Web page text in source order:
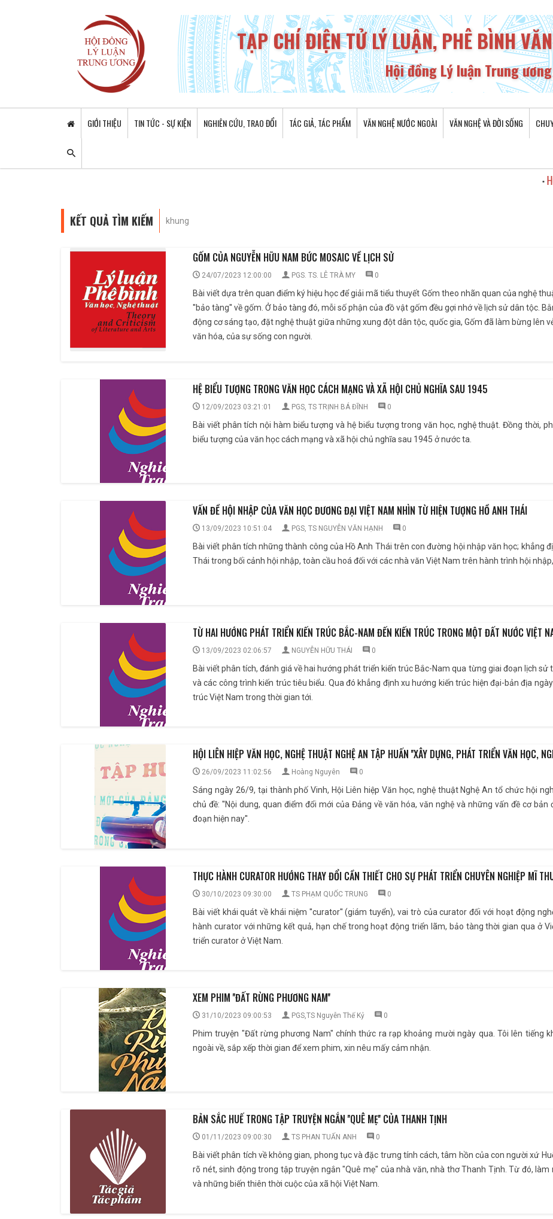
TẠP CHÍ ĐIỆN TỬ LÝ LUẬN, PHÊ BÌNH
Hội đồng Lý luận Trung ương
GIỚI THIỆU TIN TỨC - SỰ KIỆN NGHIÊN CỨU, TRAO ĐỔI TÁC GIẢ, TÁC PHẨM VĂN NGHỆ NƯỚC NGOÀI VĂN NGHỆ VÀ ĐỜI SỐNG
HỘI
KẾT QUẢ TÌM KIẾM khung
GỐM CỦA NGUYỄN HỮU NAM BỨC MOSAIC VỀ LỊCH SỬ
24/07/2023 12:00:00 PGS. TS. LÊ TRÀ MY 0
Bài viết dựa trên quan điểm ký hiệu học để giải mã tiểu thuyết Gốm theo nhãn quan của nghệ
''bảo tàng'' về gốm. Ở bảo tàng đó, mỗi số phận của đồ vật gốm đều gợi nhớ về lịch sử dân tộc.
động cơ sáng tạo, đặt nghệ thuật giữa những xung đột dân tộc, quốc gia, Gốm đã làm bừng lên
văn hóa, của sự sống con người.
HỆ BIỂU TƯỢNG TRONG VĂN HỌC CÁCH MẠNG VÀ XÃ HỘI CHỦ NGHĨA SAU 1945
12/09/2023 03:21:01 PGS, TS TRỊNH BÁ ĐĨNH 0
Bài viết phân tích nội hàm biểu tượng và hệ biểu tượng trong văn học, nghệ thuật. Đồng thời,
biểu tượng của văn học cách mạng và xã hội chủ nghĩa sau 1945 ở nước ta.
VẤN ĐỀ HỘI NHẬP CỦA VĂN HỌC ĐƯƠNG ĐẠI VIỆT NAM NHÌN TỪ HIỆN TƯỢNG HỒ ANH THÁI
13/09/2023 10:51:04 PGS, TS NGUYỄN VĂN HẠNH 0
Bài viết phân tích những thành công của Hồ Anh Thái trên con đường hội nhập văn học; khẳng
Thái trong bối cảnh hội nhập, toàn cầu hoá đối với các nhà văn Việt Nam trên hành trình hội
TỪ HAI HƯỚNG PHÁT TRIỂN KIẾN TRÚC BẮC-NAM ĐẾN KIẾN TRÚC TRONG MỘT ĐẤT NƯỚC VIỆT
13/09/2023 02:06:57 NGUYỄN HỮU THÁI 0
Bài viết phân tích, đánh giá về hai hướng phát triển kiến trúc Bắc-Nam qua từng giai đoạn lịch
và các công trình kiến trúc tiêu biểu. Qua đó khẳng định xu hướng kiến trúc hiện đại-bản địa
trúc Việt Nam trong thời gian tới.
HỘI LIÊN HIỆP VĂN HỌC, NGHỆ THUẬT NGHỆ AN TẬP HUẤN ''XÂY DỰNG, PHÁT TRIỂN VĂN HỌC,
26/09/2023 11:02:56 Hoàng Nguyên 0
Sáng ngày 26/9, tại thành phố Vinh, Hội Liên hiệp Văn học, nghệ thuật Nghệ An tổ chức hội
chủ đề: ''Nội dung, quan điểm đổi mới của Đảng về văn hóa, văn nghệ và những vấn đề cơ
đoạn hiện nay''.
THỰC HÀNH CURATOR HƯỚNG THAY ĐỔI CẦN THIẾT CHO SỰ PHÁT TRIỂN CHUYÊN NGHIỆP MĨ
30/10/2023 09:30:00 TS PHẠM QUỐC TRUNG 0
Bài viết khái quát về khái niệm ''curator'' (giám tuyển), vai trò của curator đối với hoạt động
hành curator với những kết quả, hạn chế trong hoạt động triển lãm, bảo tàng thời gian qua ở
triển curator ở Việt Nam.
XEM PHIM ''ĐẤT RỪNG PHƯƠNG NAM''
31/10/2023 09:00:53 PGS,TS Nguyễn Thế Kỷ 0
Phim truyện "Đất rừng phương Nam" chính thức ra rạp khoảng mười ngày qua. Tôi lên tiếng
ngoài về, sắp xếp thời gian để xem phim, xin nêu mấy cảm nhận.
BẢN SẮC HUẾ TRONG TẬP TRUYỆN NGẮN ''QUÊ MẸ'' CỦA THANH TỊNH
01/11/2023 09:00:30 TS PHAN TUẤN ANH 0
Bài viết phân tích về không gian, phong tục và đặc trưng tính cách, tâm hồn của con người xứ
rõ nét, sinh động trong tập truyện ngắn "Quê mẹ" của nhà văn, nhà thơ Thanh Tịnh. Từ đó,
và những biến thiên thời cuộc của xã hội Việt Nam.